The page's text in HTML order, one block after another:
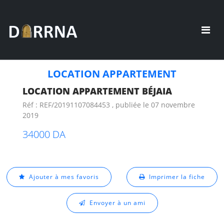
LOCATION APPARTEMENT
LOCATION APPARTEMENT BÉJAIA
Réf : REF/20191107084453 , publiée le 07 novembre
2019
34000 DA
Ajouter à mes favoris Imprimer la fiche
Envoyer à un ami